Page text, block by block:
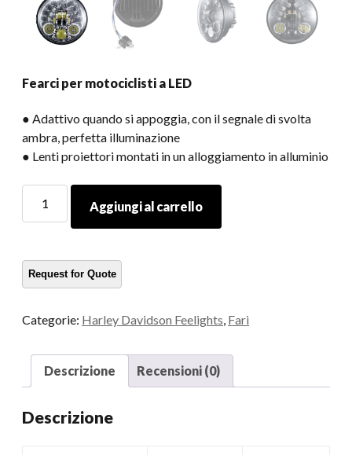
Fearci per motociclisti a LED
● Adattivo quando si appoggia, con il segnale di svolta
ambra, perfetta illuminazione
● Lenti proiettori montati in un alloggiamento in alluminio
motociclisti
LED
quantità
Aggiungi al carrello
Categorie: Harley Davidson Feelights Fari
Descrizione Recensioni (0)
Descrizione